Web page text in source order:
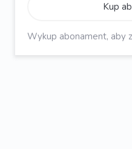
Kup
Wykup abonament, aby